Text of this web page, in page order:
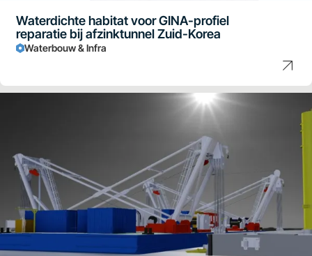
Waterdichte habitat voor GINA-profiel
reparatie bij afzinktunnel Zuid-Korea
Waterbouw & Infra